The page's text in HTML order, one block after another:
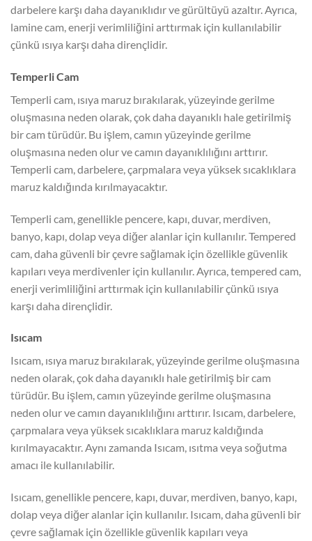
darbelere karşı daha dayanıklıdır ve gürültüyü azaltır. Ayrıca,
lamine cam, enerji verimliliğini arttırmak için kullanılabilir
çünkü ısıya karşı daha dirençlidir.
Temperli Cam
Temperli cam, ısıya maruz bırakılarak, yüzeyinde gerilme
oluşmasına neden olarak, çok daha dayanıklı hale getirilmiş
bir cam türüdür. Bu işlem, camın yüzeyinde gerilme
oluşmasına neden olur ve camın dayanıklılığını arttırır.
Temperli cam, darbelere, çarpmalara veya yüksek sıcaklıklara
maruz kaldığında kırılmayacaktır.
Temperli cam, genellikle pencere, kapı, duvar, merdiven,
banyo, kapı, dolap veya diğer alanlar için kullanılır. Tempered
cam, daha güvenli bir çevre sağlamak için özellikle güvenlik
kapıları veya merdivenler için kullanılır. Ayrıca, tempered cam,
enerji verimliliğini arttırmak için kullanılabilir çünkü ısıya
karşı daha dirençlidir.
Isıcam
Isıcam, ısıya maruz bırakılarak, yüzeyinde gerilme oluşmasına
neden olarak, çok daha dayanıklı hale getirilmiş bir cam
türüdür. Bu işlem, camın yüzeyinde gerilme oluşmasına
neden olur ve camın dayanıklılığını arttırır. Isıcam, darbelere,
çarpmalara veya yüksek sıcaklıklara maruz kaldığında
kırılmayacaktır. Aynı zamanda Isıcam, ısıtma veya soğutma
amacı ile kullanılabilir.
Isıcam, genellikle pencere, kapı, duvar, merdiven, banyo, kapı,
dolap veya diğer alanlar için kullanılır. Isıcam, daha güvenli bir
çevre sağlamak için özellikle güvenlik kapıları veya